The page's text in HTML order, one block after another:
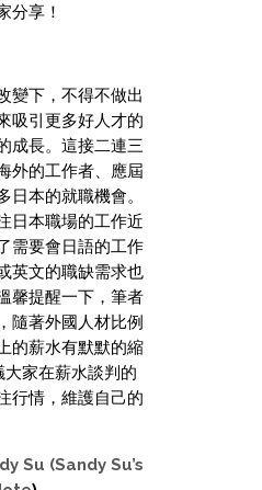
分享！
變下，不得不做出
吸引更多好人才的
成長。這接二連三
外的工作者、應屆
日本的就職機會。
日本職場的工作近
需要會日語的工作
英文的職缺需求也
馨提醒一下，筆者
隨著外國人材比例
的薪水有默默的縮
家在薪水談判的
行情，維護自己的
Su (Sandy Su’s